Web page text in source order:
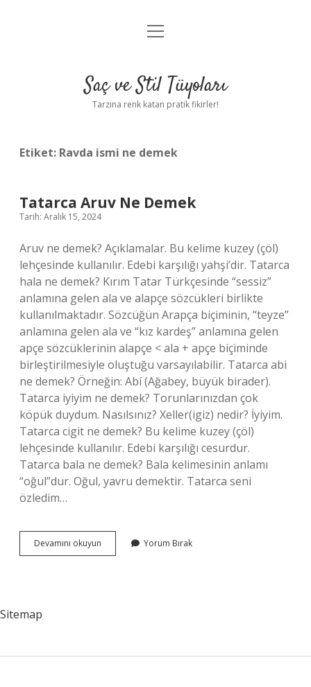
Anasayfa
Yasal Uyarı
menüyü
Saç ve Stil Tüyoları
Tarzına renk katan pratik fikirler!
Etiket: Ravda ismi ne demek
Tatarca Aruv Ne Demek
Tarih: Aralık 15, 2024
Aruv ne demek? Açıklamalar. Bu kelime kuzey (çöl)
lehçesinde kullanılır. Edebi karşılığı yahşi’dir. Tatarca
hala ne demek? Kırım Tatar Türkçesinde “sessiz”
anlamına gelen ala ve alapçe sözcükleri birlikte
kullanılmaktadır. Sözcüğün Arapça biçiminin, “teyze”
anlamına gelen ala ve “kız kardeş” anlamına gelen
apçe sözcüklerinin alapçe < ala + apçe biçiminde
birleştirilmesiyle oluştuğu varsayılabilir. Tatarca abi
ne demek? Örneğin: Abí (Ağabey, büyük birader).
Tatarca iyiyim ne demek? Torunlarınızdan çok
köpük duydum. Nasılsınız? Xeller(igiz) nedir? İyiyim.
Tatarca cigit ne demek? Bu kelime kuzey (çöl)
lehçesinde kullanılır. Edebi karşılığı cesurdur.
Tatarca bala ne demek? Bala kelimesinin anlamı
“oğul”dur. Oğul, yavru demektir. Tatarca seni
özledim…
Devamını okuyun
Aruv
Yorum Bırak
Sitemap